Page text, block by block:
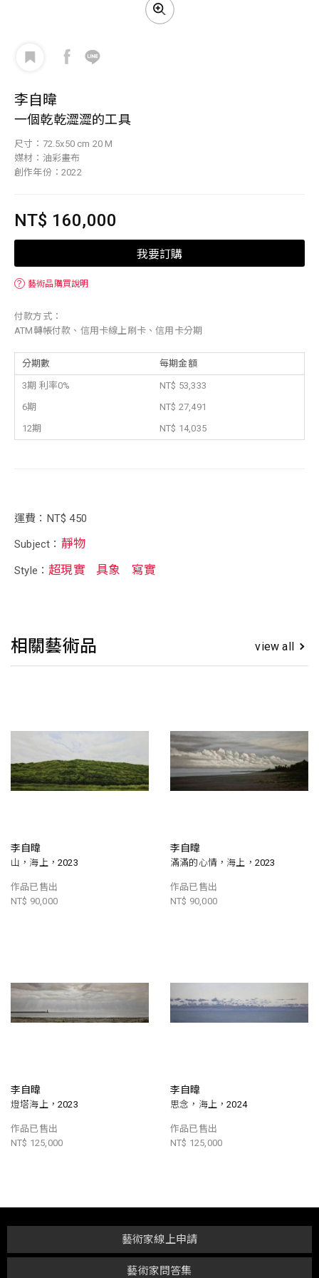
李自暐
一個乾乾澀澀的工具
尺寸：72.5x50 cm 20 M
媒材：油彩畫布
創作年份：2022
NT$ 160,000
我要訂購
？ 藝術品購買說明
付款方式：
ATM轉帳付款、信用卡線上刷卡、信用卡分期
分期數 每期金額
3期 利率0%
NT$ 53,333
6期
NT$ 27,491
12期
NT$ 14,035
運費：NT$ 450
Subject： 靜物
Style：超現實 具象 寫實
相關藝術品 view all
李自暐
山，海上，2023
作品已售出
NT$ 90,000
李自暐
滿滿的心情，海上，2023
作品已售出
NT$ 90,000
李自暐
燈塔海上，2023
作品已售出
NT$ 125,000
李自暐
思念，海上，2024
作品已售出
NT$ 125,000
藝術家問答集
藝術家線上申請